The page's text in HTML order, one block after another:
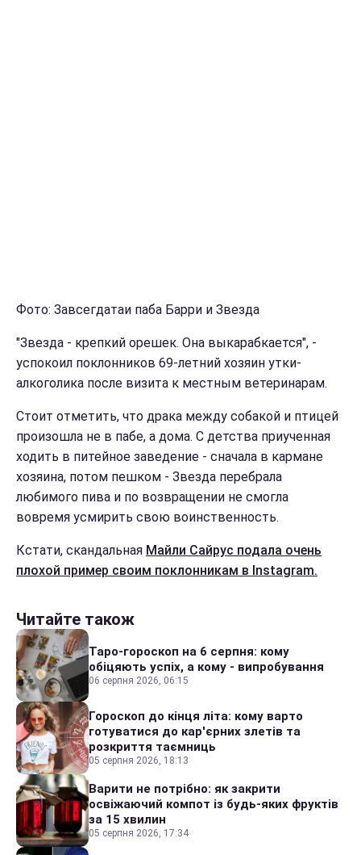
Фото: Завсегдатаи паба Барри и Звезда
"Звезда - крепкий орешек. Она выкарабкается", -
успокоил поклонников 69-летний хозяин утки-
алкоголика после визита к местным ветеринарам.
Стоит отметить, что драка между собакой и птицей
произошла не в пабе, а дома. С детства приученная
ходить в питейное заведение - сначала в кармане
хозяина, потом пешком - Звезда перебрала
любимого пива и по возвращении не смогла
вовремя усмирить свою воинственность.
Кстати, скандальная Майли Сайрус подала очень
плохой пример своим поклонникам в Instagram.
Читайте також
Таро-гороскоп на 6 серпня: кому
обіцяють успіх, а кому - випробування
06 серпня 2026, 06:15
Гороскоп до кінця літа: кому варто
готуватися до кар'єрних злетів та
розкриття таємниць
05 серпня 2026, 18:13
Варити не потрібно: як закрити
освіжаючий компот із будь-яких фруктів
за 15 хвилин
05 серпня 2026, 17:34